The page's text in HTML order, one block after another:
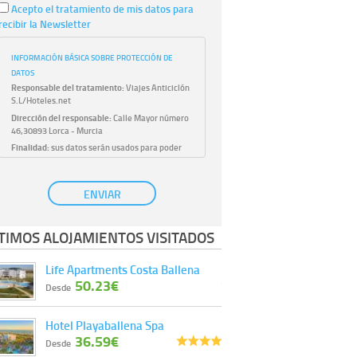
Acepto el tratamiento de mis datos para
la Newsletter
INFORMACIÓN BÁSICA SOBRE PROTECCIÓN DE
DATOS
Responsable del tratamiento:Viajes Anticiclón
S.L/Hoteles.net
Dirección del responsable:Calle Mayor número
46,30893 Lorca - Murcia
Finalidad:sus datos serán usados para poder
atender sus solicitudes y prestarle nuestros
Publicidad: solo le enviaremos publicidad con su
autorización previa, que podrá facilitarnos
Base Jurídica:únicamente trataremos sus datos
facilitarnos mediante la casilla correspondiente
establecida al efecto.
Destinatarios:
debidamente autorizado podrá tener
conocimiento de la información que le pedimos.
No se comunicarán datos a terceros.
ENVIAR
ALOJAMIENTOS VISITADOS
Life Apartments Costa Ballena
Desde 50.23€
Hotel Playaballena Spa
Desde 36.59€